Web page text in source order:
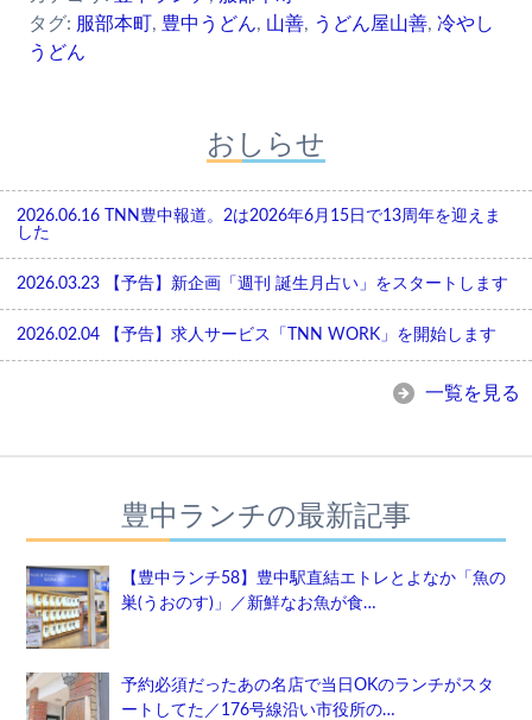
タグ: 服部本町 , 豊中うどん, 山善, うどん屋山善, 冷やし
うどん
おしらせ
2026.06.16
TNN豊中報道。2は2026年6月15日で13周年を迎えま
した
2026.03.23 【予告】新企画「週刊 誕生月占い」をスタートします
2026.02.04 【予告】求人サービス「TNN WORK」を開始します
一覧を見る
豊中ランチの最新記事
【豊中ランチ58】豊中駅直結エトレとよなか「魚の
巣(うおのす)」／新鮮なお魚が食…
予約必須だったあの名店で当日OKのランチがスタ
ートしてた／176号線沿い市役所の…